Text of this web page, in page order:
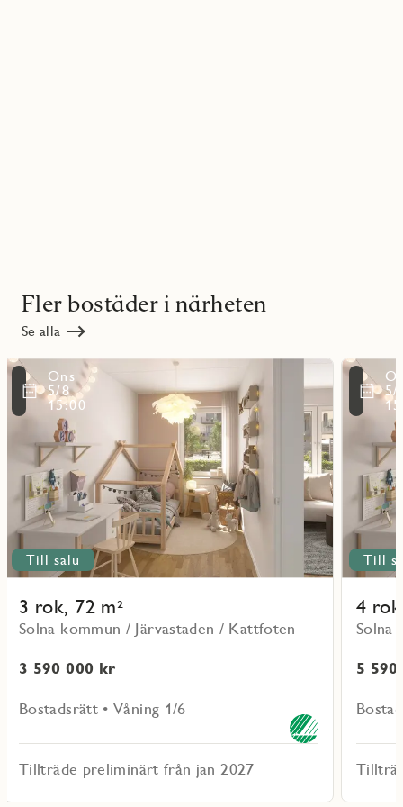
Fler bostäder i närheten
Se alla
Till salu
3 rok, 72 m²
Solna kommun / Järvastaden / Kattfoten
3 590 000 kr
Bostadsrätt • Våning 1/6
Tillträde preliminärt från jan 2027
Ons
5/8
15:00
Läs
mer
objekt
Till
4
Solna
5
5/
Läs
mer
objekt